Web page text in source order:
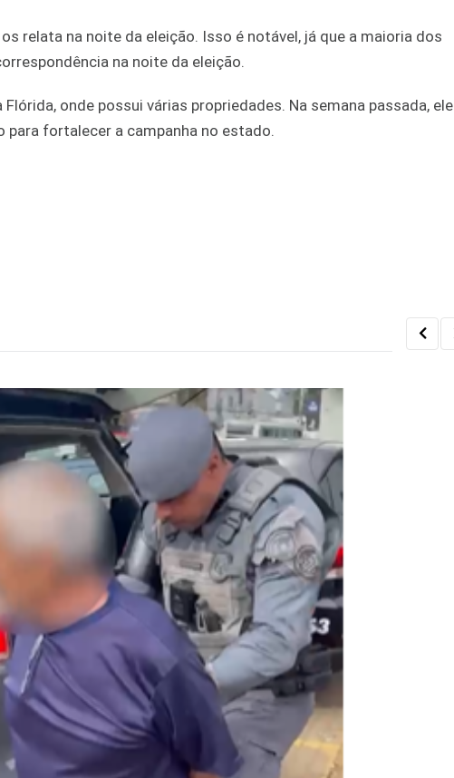
relata na noite da eleição. Isso é notável, já que a maioria dos
na noite da eleição.
onde possui várias propriedades. Na semana passada, ele
fortalecer a campanha no estado.